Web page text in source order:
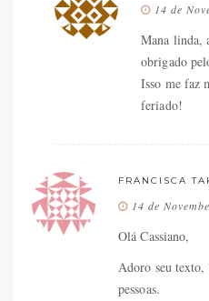
14 de
Mana linda,
obrigado
Isso me faz
feriado!
FRANCISCA
14 de
Olá Cassiano,
Adoro seu texto,
pessoas.